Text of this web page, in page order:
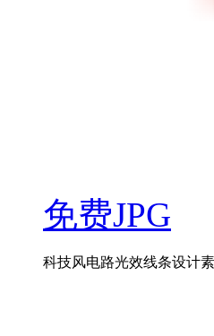
免费JPG
科技风电路光效线条设计